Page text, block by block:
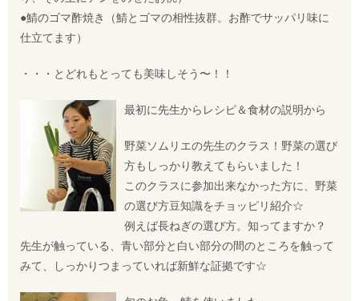
●鯖のゴマ酢焼き（鯖とゴマの相性抜群。お酢でサッパリ味に
仕立てます）
・・・とどれもとっても美味しそう〜！！
最初に先生からレシピ＆食材の説明から
野菜ソムリエの先生のクラス！野菜の選び
方もしっかり教えてもらいました！
このクラスに参加出来なかった方に、野菜
の選び方豆知識をチョッピリ紹介☆
例えば長ねぎの選び方。知ってますか？
先生が触っている、青い部分と白い部分の間のところを触って
みて、しっかりつまっていれば新鮮な証拠です☆